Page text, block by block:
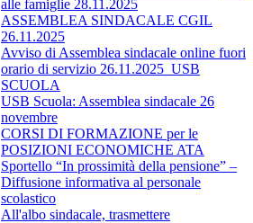
alle famiglie 28.11.2025
ASSEMBLEA SINDACALE CGIL
26.11.2025
Avviso di Assemblea sindacale online fuori
orario di servizio 26.11.2025_USB
SCUOLA
USB Scuola: Assemblea sindacale 26
novembre
CORSI DI FORMAZIONE per le
POSIZIONI ECONOMICHE ATA
Sportello “In prossimità della pensione” –
Diffusione informativa al personale
scolastico
All'albo sindacale, trasmettere